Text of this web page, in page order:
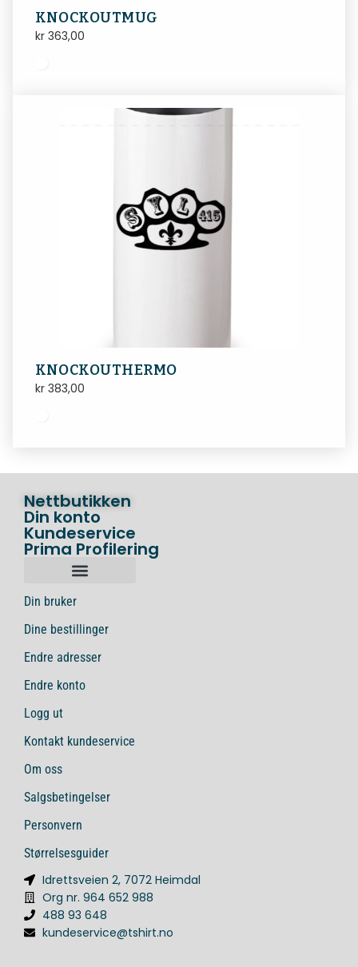
KNOCKOUTMUG
kr 363,00
KNOCKOUTHERMO
kr 383,00
Nettbutikken
Din konto
Kundeservice
Prima Profilering
Din bruker
Dine bestillinger
Endre adresser
Endre konto
Logg ut
Kontakt kundeservice
Om oss
Salgsbetingelser
Personvern
Størrelsesguider
Idrettsveien 2, 7072 Heimdal
Org nr. 964 652 988
488 93 648
kundeservice@tshirt.no